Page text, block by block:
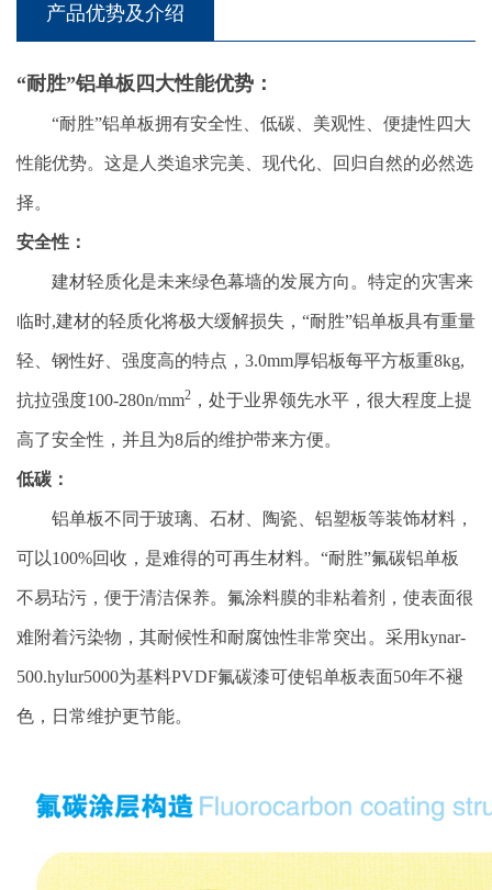
产品优势及介绍
“耐胜”铝单板四大性能优势：
“耐胜”铝单板拥有安全性、低碳、美观性、便捷性四大
性能优势。这是人类追求完美、现代化、回归自然的必然选
择。
安全性：
建材轻质化是未来绿色幕墙的发展方向。特定的灾害来
临时,建材的轻质化将极大缓解损失，“耐胜”铝单板具有重量
轻、钢性好、强度高的特点，3.0mm厚铝板每平方板重8kg,
抗拉强度100-280n/mm2 ，处于业界领先水平，很大程度上提
高了安全性，并且为8后的维护带来方便。
低碳：
铝单板不同于玻璃、石材、陶瓷、铝塑板等装饰材料，
可以100%回收，是难得的可再生材料。“耐胜”氟碳铝单板
不易玷污，便于清洁保养。氟涂料膜的非粘着剂，使表面很
难附着污染物，其耐候性和耐腐蚀性非常突出。采用kynar-
500.hylur5000为基料PVDF氟碳漆可使铝单板表面50年不褪
色，日常维护更节能。